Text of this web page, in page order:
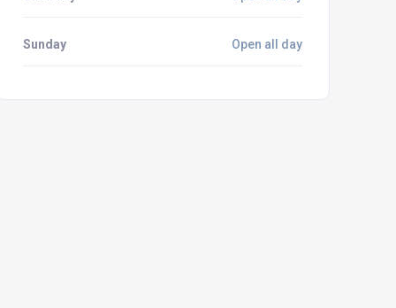
Sunday Open all day